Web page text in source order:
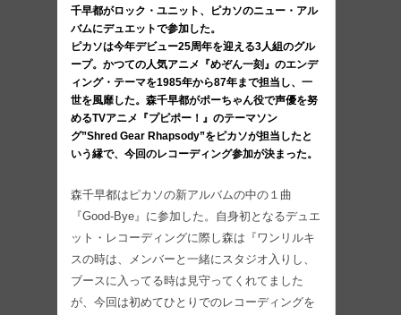
千早都がロック・ユニット、ピカソのニュー・アル
バムにデュエットで参加した。
ピカソは今年デビュー25周年を迎える3人組のグル
ープ。かつての人気アニメ『めぞん一刻』のエンデ
ィング・テーマを1985年から87年まで担当し、一
世を風靡した。森千早都がポーちゃん役で声優を努
めるTVアニメ『プピポー！』のテーマソン
グ”Shred Gear Rhapsody”をピカソが担当したと
いう縁で、今回のレコーディング参加が決まった。
森千早都はピカソの新アルバムの中の１曲
『Good-Bye』に参加した。自身初となるデュエ
ット・レコーディングに際し森は『ワンリルキ
スの時は、メンバーと一緒にスタジオ入りし、
ブースに入ってる時は見守ってくれてました
が、今回は初めてひとりでのレコーディングを